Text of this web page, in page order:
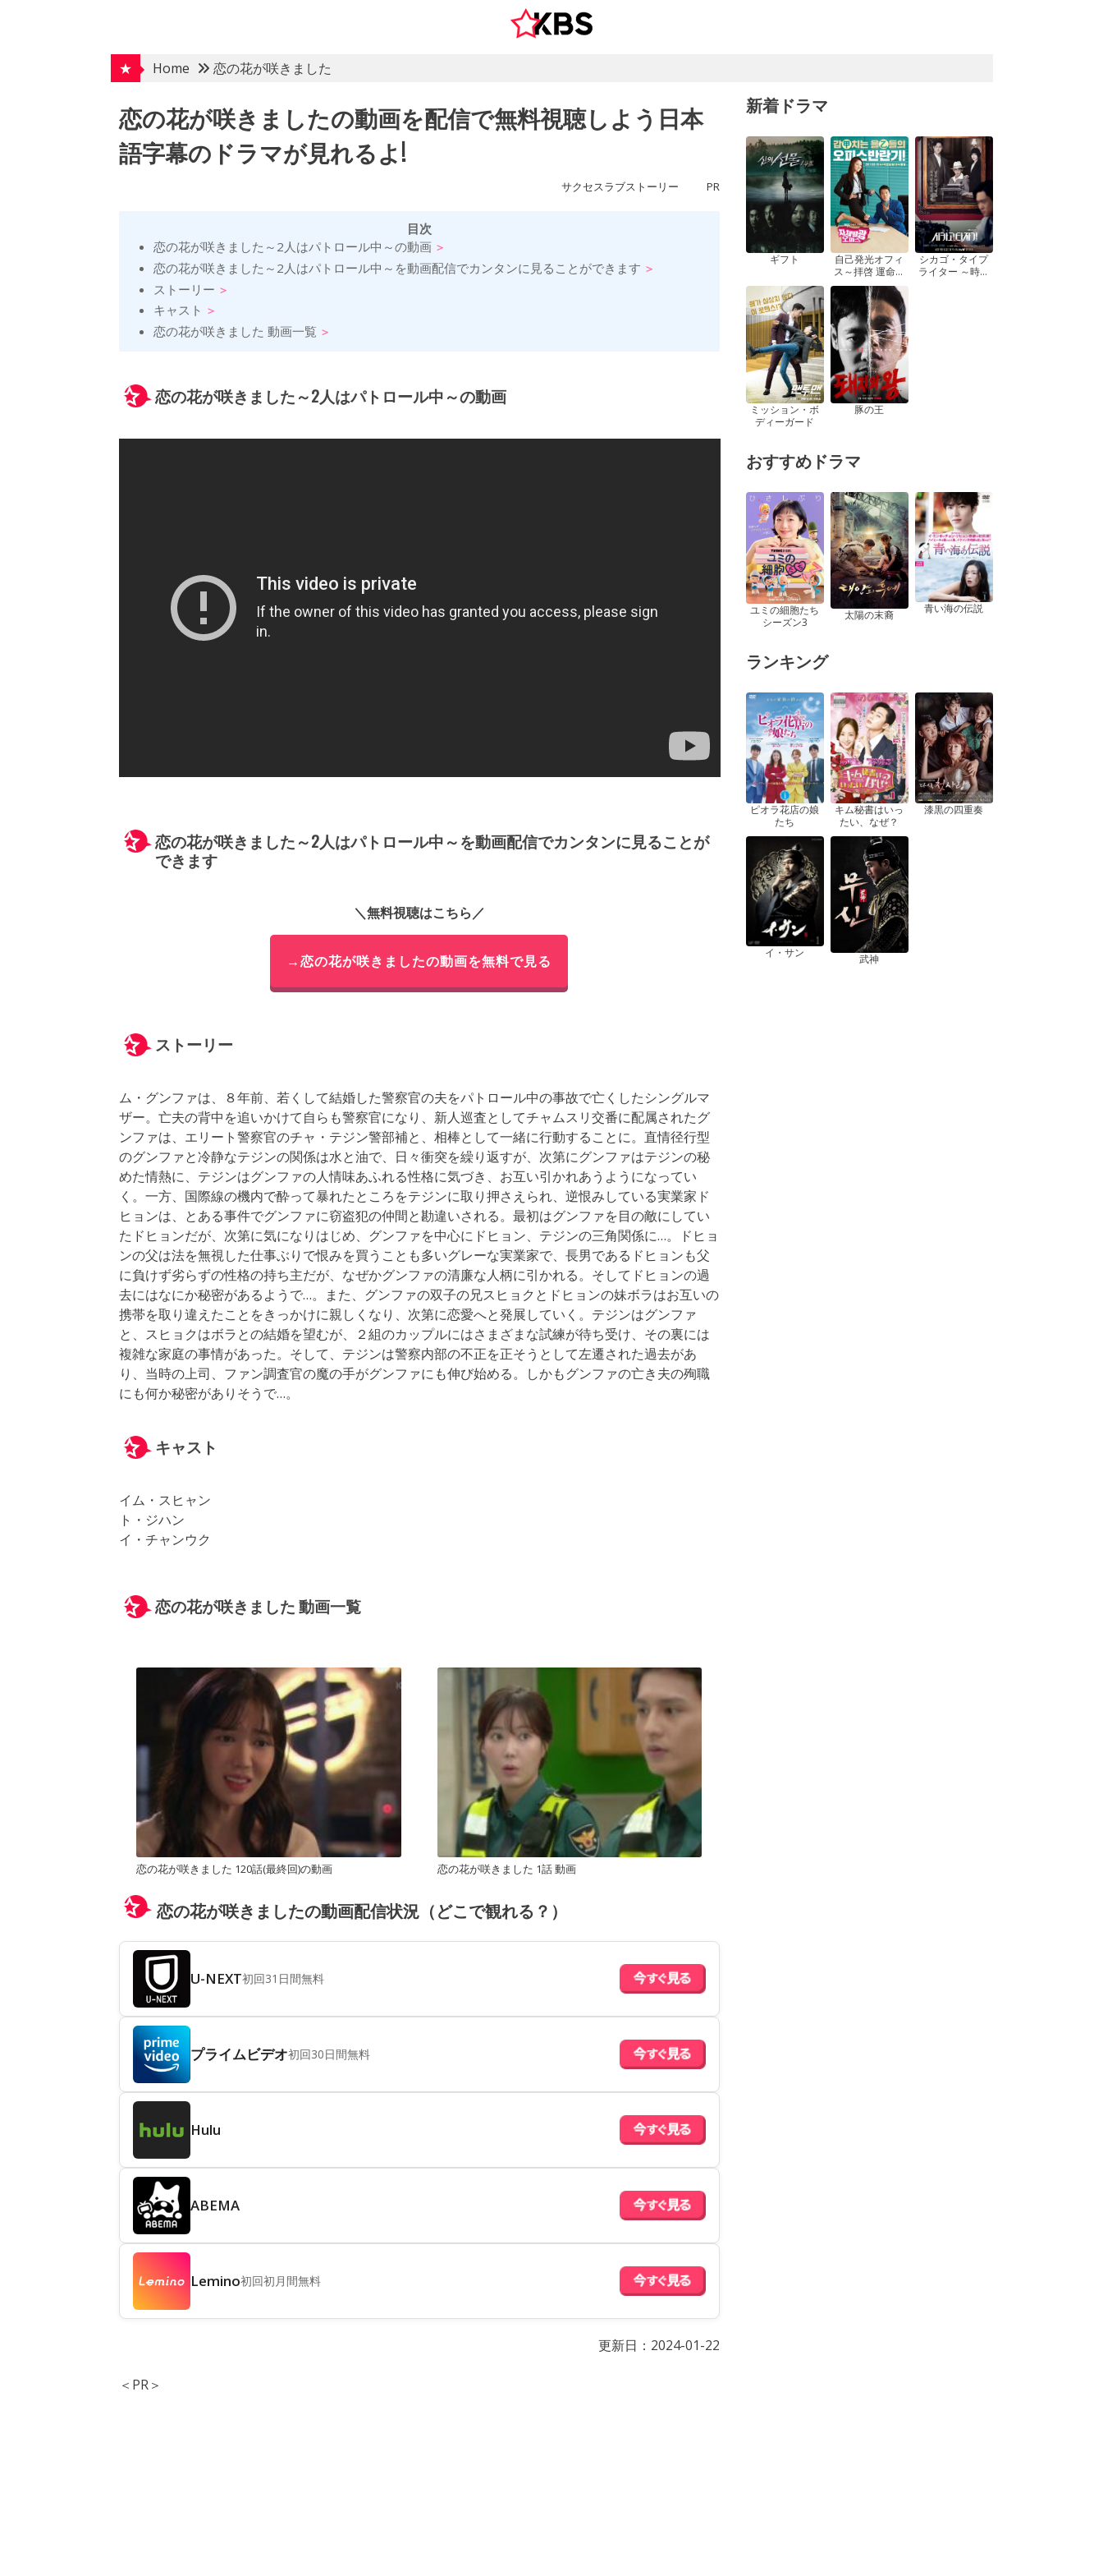
★
Home 恋の花が咲きました
恋の花が咲きましたの動画を配信で無料視聴しよう日本
語字幕のドラマが見れるよ!
サクセスラブストーリー PR
目次
恋の花が咲きました～2人はパトロール中～の動画
恋の花が咲きました～2人はパトロール中～を動画配信でカンタンに見ることができます
ストーリー
キャスト
恋の花が咲きました 動画一覧
恋の花が咲きました～2人はパトロール中～の動画
恋の花が咲きました～2人はパトロール中～を動画配信でカンタンに見ることが
できます
＼無料視聴はこちら／
→恋の花が咲きましたの動画を無料で見る
ストーリー
ム・グンファは、８年前、若くして結婚した警察官の夫をパトロール中の事故で亡くしたシングルマ
ザー。亡夫の背中を追いかけて自らも警察官になり、新人巡査としてチャムスリ交番に配属されたグ
ンファは、エリート警察官のチャ・テジン警部補と、相棒として一緒に行動することに。直情径行型
のグンファと冷静なテジンの関係は水と油で、日々衝突を繰り返すが、次第にグンファはテジンの秘
めた情熱に、テジンはグンファの人情味あふれる性格に気づき、お互い引かれあうようになってい
く。一方、国際線の機内で酔って暴れたところをテジンに取り押さえられ、逆恨みしている実業家ド
ヒョンは、とある事件でグンファに窃盗犯の仲間と勘違いされる。最初はグンファを目の敵にしてい
たドヒョンだが、次第に気になりはじめ、グンファを中心にドヒョン、テジンの三角関係に…。ドヒョ
ンの父は法を無視した仕事ぶりで恨みを買うことも多いグレーな実業家で、長男であるドヒョンも父
に負けず劣らずの性格の持ち主だが、なぜかグンファの清廉な人柄に引かれる。そしてドヒョンの過
去にはなにか秘密があるようで…。また、グンファの双子の兄スヒョクとドヒョンの妹ボラはお互いの
携帯を取り違えたことをきっかけに親しくなり、次第に恋愛へと発展していく。テジンはグンファ
と、スヒョクはボラとの結婚を望むが、２組のカップルにはさまざまな試練が待ち受け、その裏には
複雑な家庭の事情があった。そして、テジンは警察内部の不正を正そうとして左遷された過去があ
り、当時の上司、ファン調査官の魔の手がグンファにも伸び始める。しかもグンファの亡き夫の殉職
にも何か秘密がありそうで…。
キャスト
イム・スヒャン
ト・ジハン
イ・チャンウク
恋の花が咲きました 動画一覧
恋の花が咲きました 120話(最終回)の動画 恋の花が咲きました 1話 動画
恋の花が咲きましたの動画配信状況（どこで観れる？）
U-NEXT初回31日間無料
プライムビデオ初回30日間無料
Hulu
ABEMA
Lemino初回初月間無料
更新日： 2024-01-22
＜PR＞
新着ドラマ
ギフト
自己発光オフィ
ス～拝啓 運命の
女神さま! ～
シカゴ・タイプ
ライター ～時を
ミッション・ボ
ディーガード
豚の王
おすすめドラマ
ユミの細胞たち
シーズン3
太陽の末裔 青い海の伝説
ランキング
ピオラ花店の娘
たち
キム秘書はいっ
たい、なぜ？
漆黒の四重奏
イ・サン 武神